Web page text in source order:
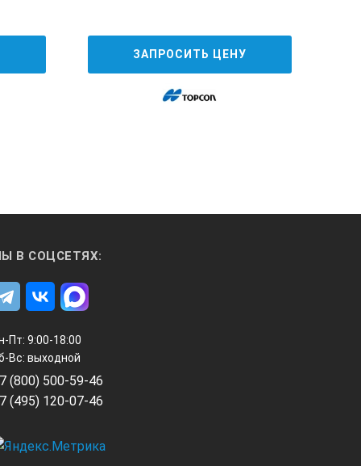
ЗАПРОСИТЬ ЦЕНУ
В СОЦСЕТЯХ:
Пт: 9:00-18:00
Вс: выходной
(800) 500-59-46
(495) 120-07-46